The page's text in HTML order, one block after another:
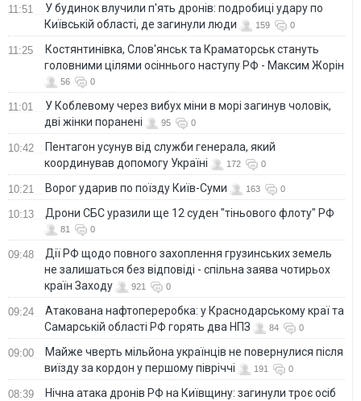
11:51
У будинок влучили п'ять дронів: подробиці удару по
Київській області, де загинули люди
159 0
11:25
Костянтинівка, Слов'янськ та Краматорськ стануть
головними цілями осіннього наступу РФ - Максим Жорін
56 0
11:01
У Коблевому через вибух міни в морі загинув чоловік,
дві жінки поранені
95 0
10:42
Пентагон усунув від служби генерала, який
координував допомогу Україні
172 0
10:21 Ворог ударив по поїзду Київ-Суми 163 0
10:13 Дрони СБС уразили ще 12 суден "тіньового флоту" РФ
81 0
09:48
Дії РФ щодо повного захоплення грузинських земель
не залишаться без відповіді - спільна заява чотирьох
країн Заходу
921 0
09:24
Атакована нафтопереробка: у Краснодарському краї та
Самарській області РФ горять два НПЗ
84 0
09:00
Майже чверть мільйона українців не повернулися після
виїзду за кордон у першому півріччі
191 0
08:39 Нічна атака дронів РФ на Київщину: загинули троє осіб